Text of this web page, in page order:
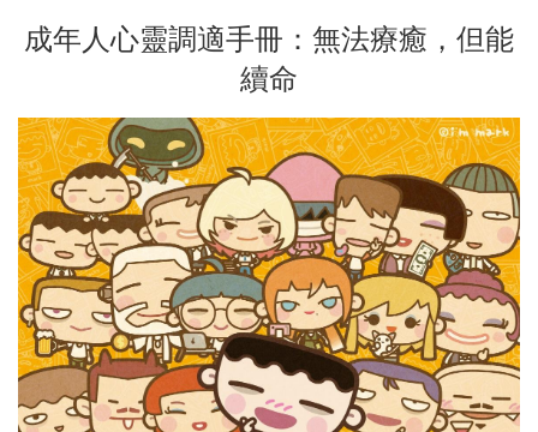
成年人心靈調適手冊：無法療癒，但能
續命